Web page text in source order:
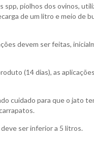
spp, piolhos dos ovinos,
de um litro e meio de
devem ser feitas,
(14 dias), as
cuidado para que o jato
ser inferior a 5 litros.